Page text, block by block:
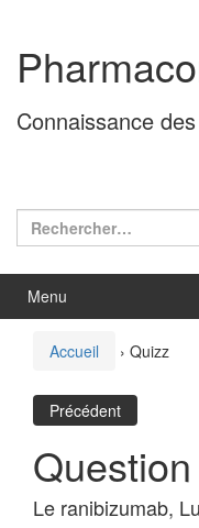
contenu
menu
principal
Connaissance
Rechercher :
Menu
Accueil › Quizz
Précédent
Le ranibizumab,